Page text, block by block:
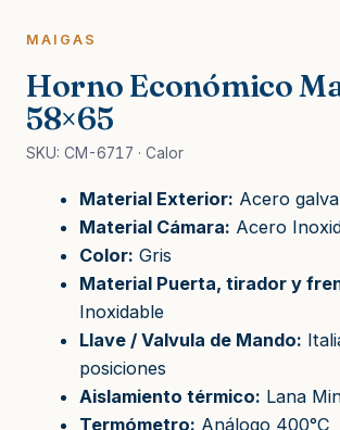
MAIGAS
Horno Económico
58×65
SKU: CM-6717 · Calor
Material Exterior: Acero
Material Cámara: Acero
Color: Gris
Material Puerta, tirador y
Inoxidable
Llave / Valvula de Mando:
posiciones
Aislamiento térmico: Lana
Termómetro: Análogo 400°C